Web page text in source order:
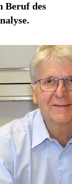
Beruf des